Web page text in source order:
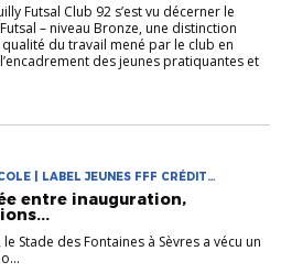
Futsal Club 92 s’est vu décerner le
– niveau Bronze, une distinction
du travail mené par le club en
des jeunes pratiquantes et
| LABEL JEUNES FFF CRÉDIT
entre inauguration,
Stade des Fontaines à Sèvres a vécu un